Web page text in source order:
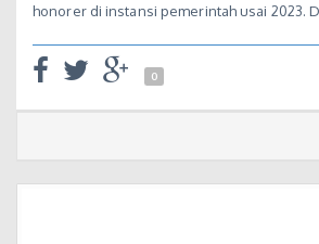
honorer di instansi pemerintah usai 2023.
0